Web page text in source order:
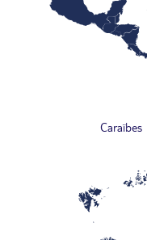
Caraïbes